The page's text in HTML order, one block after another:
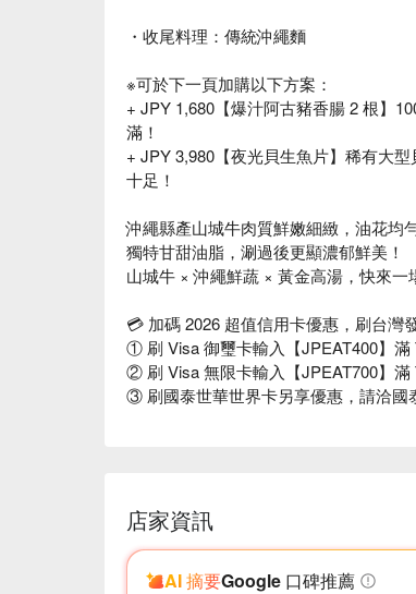
・收尾料理：傳統沖繩麵
※可於下一頁加購以下方案：
+ JPY 1,680【爆汁阿古豬香腸 2 根】
滿！
+ JPY 3,980【夜光貝生魚片】稀有大
十足！
沖繩縣產山城牛肉質鮮嫩細緻，油花均
獨特甘甜油脂，涮過後更顯濃郁鮮美！
山城牛 × 沖繩鮮蔬 × 黃金高湯，快來一
💳 加碼 2026 超值信用卡優惠，刷台灣
① 刷 Visa 御璽卡輸入【JPEAT400】滿
② 刷 Visa 無限卡輸入【JPEAT700】滿
③ 刷國泰世華世界卡另享優惠，請洽國
店家資訊
AI 摘要Google 口碑推薦